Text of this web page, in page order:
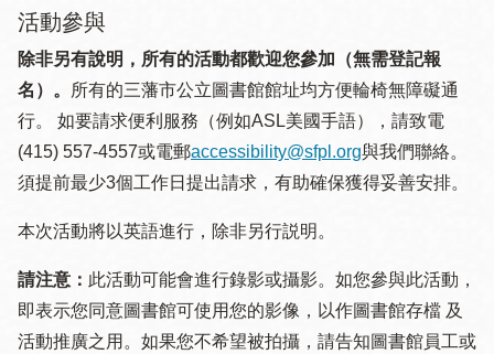
活動參與
除非另有說明，所有的活動都歡迎您參加（無需登記報
名）。
所有的三藩市公立圖書館館址均方便輪椅無障礙通
行。 如要請求便利服務（例如ASL美國手語），請致電
(415) 557-4557或電郵accessibility@sfpl.org與我們聯絡。
須提 前最少3個工作日提出請求，有助確保獲得妥善安排。
本次活動將以英語進行，除非另行説明。
請注意： 此活動可能會進行錄影或攝影。如您參與此活動，
即表示您同意圖書館可使用您的影像，以作圖書館存檔 及
活動推廣之用。如果您不希望被拍攝，請告知圖書館員工或